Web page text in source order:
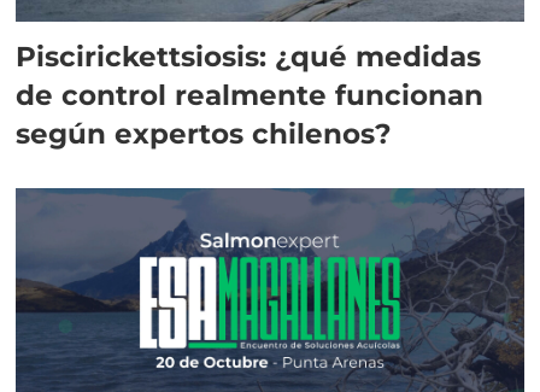
Piscirickettsiosis: ¿qué medidas
de control realmente funcionan
según expertos chilenos?